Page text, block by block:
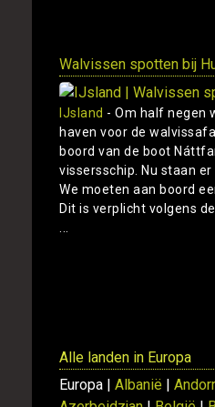
Walvissen spotten bij
IJsland - Om half negen
haven voor de
boord van de boot
vissersschip. Nu staan er
We moeten aan boord
Dit is verplicht volgens
Alle landen in Europa
Europa | Albanië